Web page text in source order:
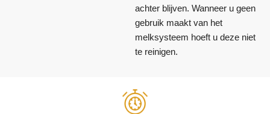
achter blijven. Wanneer u geen
gebruik maakt van het
melksysteem hoeft u deze niet
te reinigen.